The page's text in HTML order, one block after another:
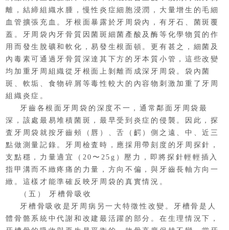
離，結締組織水腫，慢性炎症細胞浸潤，大量增生的毛細
血管擴張充血。牙根面暴露於牙周袋內，有牙石、菌斑覆
蓋。牙周袋內牙骨質因菌斑細菌產酸及酶等化學物質的作
用而發生脫礦和軟化，易發生根面頓。更有甚之，細菌及
內毒素可通過牙骨質深達其下方的牙本質小管，這些改變
均加重牙周組織從牙根面上剝離而成深牙周袋。袋內菌
斑、軟垢、食物碎屑等毒性較大的內容物刺激加重了牙周
組織炎症。
牙齒各根面牙周袋的深度不一，通常鄰面牙周袋最
深，該處最易堆積菌斑，最早受到炎症的侵襲。因此，探
査牙周袋就按牙齒頰（唇）、舌（齶）側之遠、中、近三
點做測量記錄。牙周檢査時，應採用帶刻度的牙周探針，
支點穩，力量適宜（20〜25g）壓力，即將探針輕輕插入
指甲溝而不緻疼痛的力量，方向不偏，與牙齒長軸方向一
緻。這樣才能準確反映牙周袋的真實情況。
（五） 牙槽骨吸收
牙槽骨吸收是牙周病另一大特徵性改變。牙槽骨是人
體骨骼系統中代謝和改建最活躍的部分。在生理情況下，